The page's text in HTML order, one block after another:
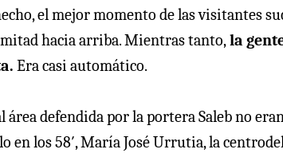
el mejor momento de las visitantes
hacia arriba. Mientras tanto, la
Era casi automático.
área defendida por la portera Saleb no
en los 58′, María José Urrutia, la